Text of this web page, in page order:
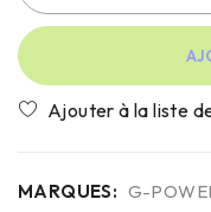
MARQUES: G-